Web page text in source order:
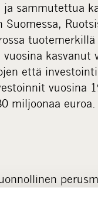
ja sammutettua
Suomessa,
tuotemerkillä
kasvanut
että
vuosina
miljoonaa euroa.
monien